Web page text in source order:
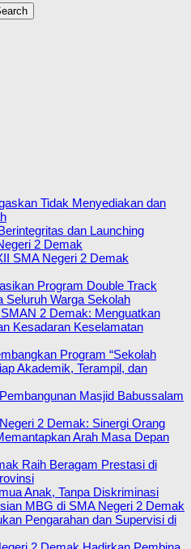
Tidak Menyediakan dan
dan Launching
2 Demak
SMA Negeri 2 Demak
Program Double Track
Seluruh Warga Sekolah
2 Demak: Menguatkan
Kesadaran Keselamatan
Program “Sekolah
Akademik, Terampil, dan
Masjid Babussalam
2 Demak: Sinergi Orang
Arah Masa Depan
Raih Beragam Prestasi di
Anak, Tanpa Diskriminasi
MBG di SMA Negeri 2 Demak
Pengarahan dan Supervisi di